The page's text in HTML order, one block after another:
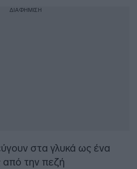
ΔΙΑΦΗΜΙΣΗ
στα γλυκά ως ένα
την πεζή